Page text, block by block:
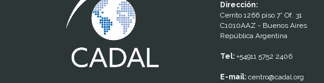
Dirección:
Cerrito 1266 piso 7° Of. 31
C1010AAZ - Buenos Aires
República Argentina
Tel: +54911 5752 2406
E-mail: centro@cadal.org